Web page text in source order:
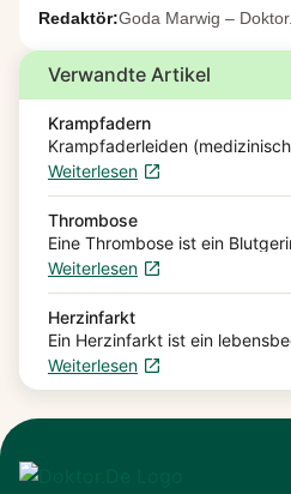
Redaktör:Goda Marwig –
Verwandte Artikel
Krampfadern
Krampfaderleiden
Venenerkrankungen.
erweiterte Blutgefäße, die sich
knotig hervortretende
zeigen. Sie treten
Weiterlesen
Thrombose
Eine Thrombose ist ein
einem Blutgefäß. Der
blockiert den Blutfluss, und es
Schwellung und Verfärbung
Weiterlesen
Herzinfarkt
Ein Herzinfarkt ist ein
dem schnelles Handeln über
entscheidet. Je früher der
therapiert wird, desto größer…
Weiterlesen